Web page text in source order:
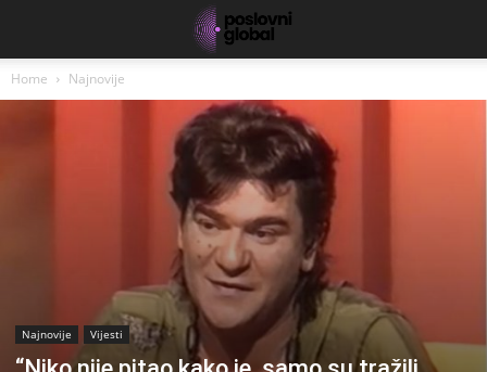
Home Najnovije
Najnovije Vijesti